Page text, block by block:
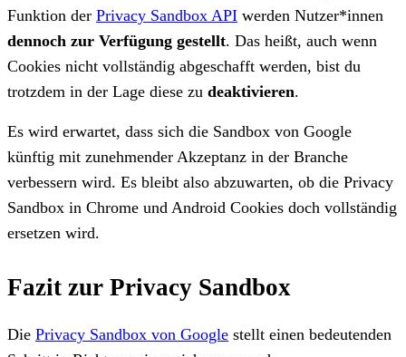
Funktion der Privacy Sandbox API werden Nutzer*innen
dennoch zur Verfügung gestellt. Das heißt, auch wenn
Cookies nicht vollständig abgeschafft werden, bist du
trotzdem in der Lage diese zu deaktivieren.
Es wird erwartet, dass sich die Sandbox von Google
künftig mit zunehmender Akzeptanz in der Branche
verbessern wird. Es bleibt also abzuwarten, ob die Privacy
Sandbox in Chrome und Android Cookies doch vollständig
ersetzen wird.
Fazit zur Privacy Sandbox
Die Privacy Sandbox von Google stellt einen bedeutenden